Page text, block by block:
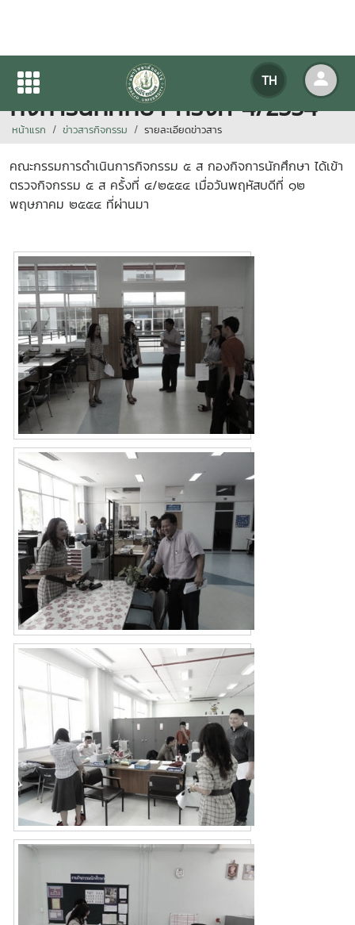
TH
การเข้าตรวจกิจกรรม 5 ส กอง
กิจการนักศึกษา ครั้งที่ 4/2554
หน้าแรก ข่าวสารกิจกรรม รายละเอียดข่าวสาร
คณะกรรมการดำเนินการกิจกรรม ๕ ส กองกิจการนักศึกษา ได้เข้า
ตรวจกิจกรรม ๕ ส ครั้งที่ ๔/๒๕๕๔ เมื่อวันพฤหัสบดีที่ ๑๒
พฤษภาคม ๒๕๕๔ ที่ผ่านมา